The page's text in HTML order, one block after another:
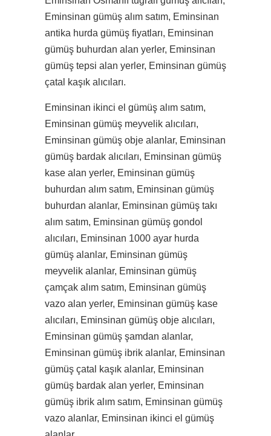
Eminsinan gümüş alım satım, Eminsinan
antika hurda gümüş fiyatları, Eminsinan
gümüş buhurdan alan yerler, Eminsinan
gümüş tepsi alan yerler, Eminsinan gümüş
çatal kaşık alıcıları.
Eminsinan ikinci el gümüş alım satım,
Eminsinan gümüş meyvelik alıcıları,
Eminsinan gümüş obje alanlar, Eminsinan
gümüş bardak alıcıları, Eminsinan gümüş
kase alan yerler, Eminsinan gümüş
buhurdan alım satım, Eminsinan gümüş
buhurdan alanlar, Eminsinan gümüş takı
alım satım, Eminsinan gümüş gondol
alıcıları, Eminsinan 1000 ayar hurda
gümüş alanlar, Eminsinan gümüş
meyvelik alanlar, Eminsinan gümüş
çamçak alım satım, Eminsinan gümüş
vazo alan yerler, Eminsinan gümüş kase
alıcıları, Eminsinan gümüş obje alıcıları,
Eminsinan gümüş şamdan alanlar,
Eminsinan gümüş ibrik alanlar, Eminsinan
gümüş çatal kaşık alanlar, Eminsinan
gümüş bardak alan yerler, Eminsinan
gümüş ibrik alım satım, Eminsinan gümüş
vazo alanlar, Eminsinan ikinci el gümüş